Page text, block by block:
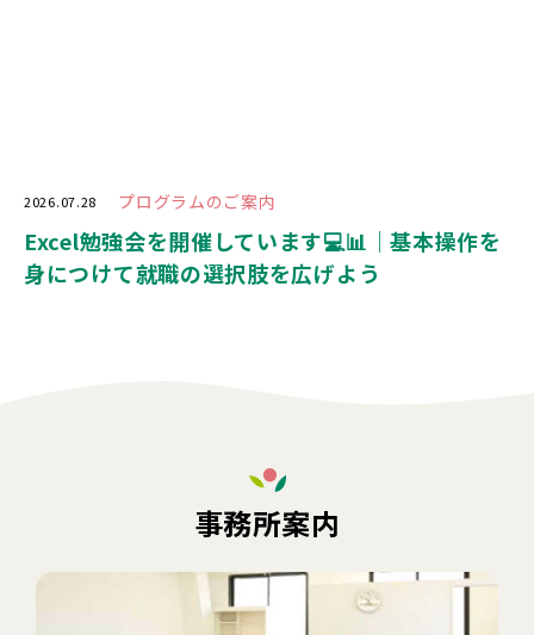
2026.07.28 プログラムのご案内
Excel勉強会を開催しています💻📊｜基本操作を
身につけて就職の選択肢を広げよう
事務所案内